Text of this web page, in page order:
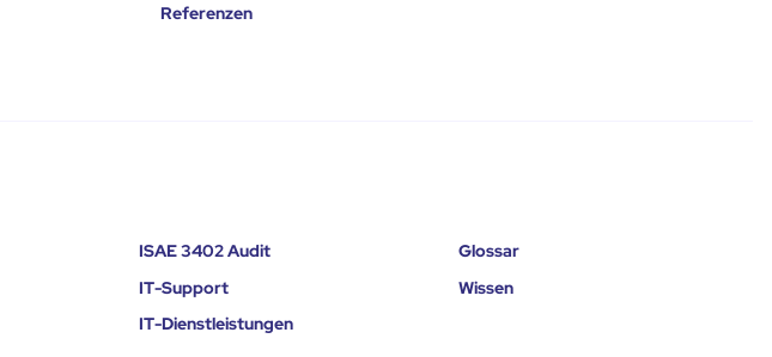
Referenzen
ISAE 3402 Audit
IT-Support
IT-Dienstleistungen
Glossar
Wissen